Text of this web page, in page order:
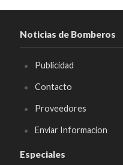
Noticias de Bomberos
Publicidad
Contacto
Proveedores
Enviar Informacion
Especiales